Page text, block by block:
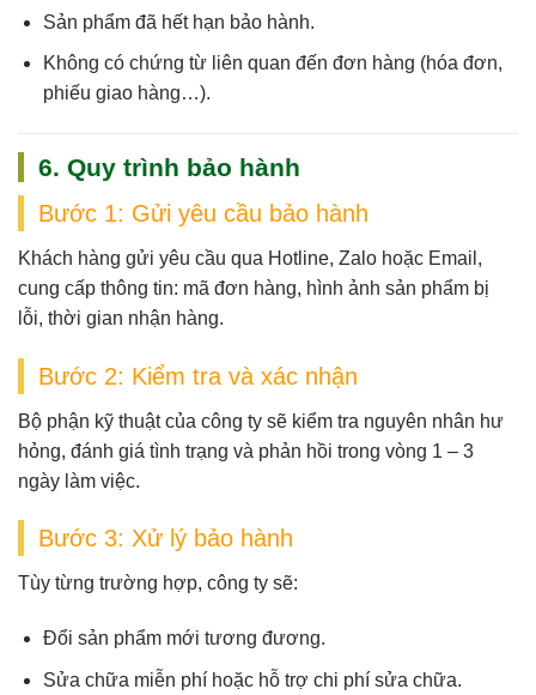
Sản phẩm đã hết hạn bảo hành.
Không có chứng từ liên quan đến đơn hàng (hóa đơn,
phiếu giao hàng…).
6. Quy trình bảo hành
Bước 1: Gửi yêu cầu bảo hành
Khách hàng gửi yêu cầu qua Hotline, Zalo hoặc Email ,
cung cấp thông tin: mã đơn hàng, hình ảnh sản phẩm bị
lỗi, thời gian nhận hàng.
Bước 2: Kiểm tra và xác nhận
Bộ phận kỹ thuật của công ty sẽ kiểm tra nguyên nhân hư
hỏng, đánh giá tình trạng và phản hồi trong vòng 1 – 3
ngày làm việc.
Bước 3: Xử lý bảo hành
Tùy từng trường hợp, công ty sẽ:
Đổi sản phẩm mới tương đương.
Sửa chữa miễn phí hoặc hỗ trợ chi phí sửa chữa.